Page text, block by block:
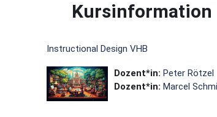
Kursinformation
Instructional Design VHB
Dozent*in: Peter Rötzel
Dozent*in: Marcel